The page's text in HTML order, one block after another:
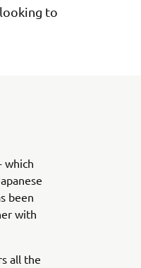
to
which
been
with
all the